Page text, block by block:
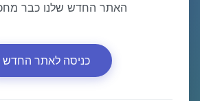
האתר החדש שלנו כבר
כניסה לאתר החדש